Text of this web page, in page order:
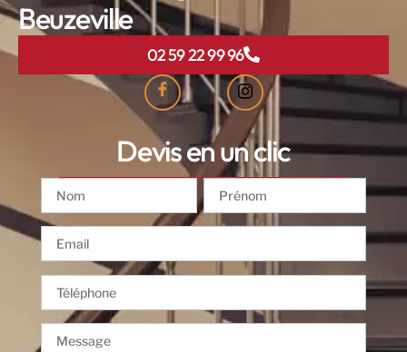
Beuzeville
02 59 22 99 96
Devis en un clic